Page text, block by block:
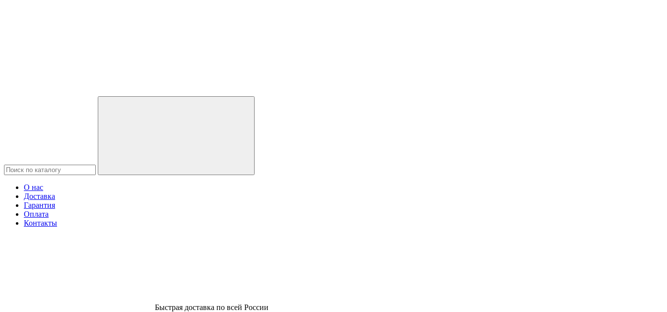
О нас
Доставка
Гарантия
Оплата
Контакты
Быстрая доставка по всей России